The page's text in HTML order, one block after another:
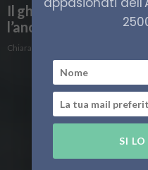
Il ghiaccio si scioglie, il
l’anomalia della
Chiara Ciscato
SI